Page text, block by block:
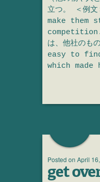
立つ。 ＜例
make them
competition.
は、他社のも
easy to
which
Posted on April
get